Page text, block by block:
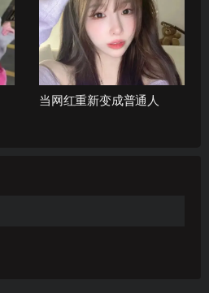
当网红重新变成普通人